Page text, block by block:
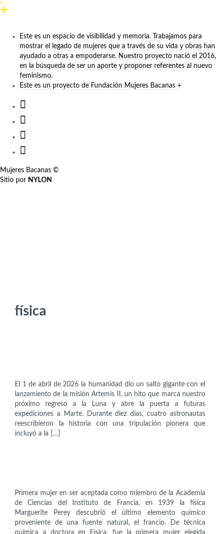
Este es un espacio de visibilidad y memoria. Trabajamos para
mostrar el legado de mujeres que a través de su vida y obras han
ayudado a otras a empoderarse. Nuestro proyecto nació el 2016,
en la búsqueda de ser un aporte y proponer referentes al nuevo
feminismo.
Este es un proyecto de Fundación Mujeres Bacanas +
Mujeres Bacanas ©
Sitio por NYLON
física
El 1 de abril de 2026 la humanidad dio un salto gigante con el
lanzamiento de la misión Artemis II, un hito que marca nuestro
próximo regreso a la Luna y abre la puerta a futuras
expediciones a Marte. Durante diez días, cuatro astronautas
reescribieron la historia con una tripulación pionera que
incluyó a la […]
Primera mujer en ser aceptada como miembro de la Academia
de Ciencias del Instituto de Francia, en 1939 la física
Marguerite Perey descubrió el último elemento químico
proveniente de una fuente natural, el francio. De técnica
química a doctora en Física, fue la primera mujer elegida